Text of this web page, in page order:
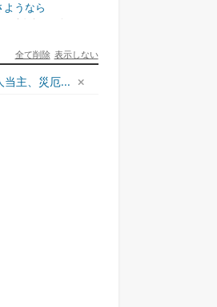
うなら
宇都宮ケーブルテレビ
の力であ...
一二三書房
表示しない
全て削除
当主、災厄...